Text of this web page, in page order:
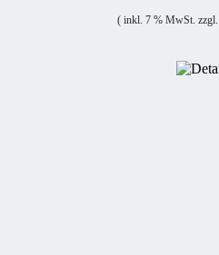
( inkl. 7 % MwSt. zzgl.